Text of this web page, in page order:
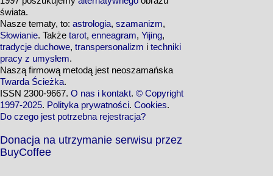
świata.
Nasze tematy, to: astrologia, szamanizm,
Słowianie. Także tarot, enneagram, Yijing,
tradycje duchowe, transpersonalizm i techniki
pracy z umysłem.
Naszą firmową metodą jest neoszamańska
Twarda Ścieżka.
ISSN 2300-9667. O nas i kontakt. © Copyright
1997-2025. Polityka prywatności. Cookies.
Do czego jest potrzebna rejestracja?
Donacja na utrzymanie serwisu przez
BuyCoffee